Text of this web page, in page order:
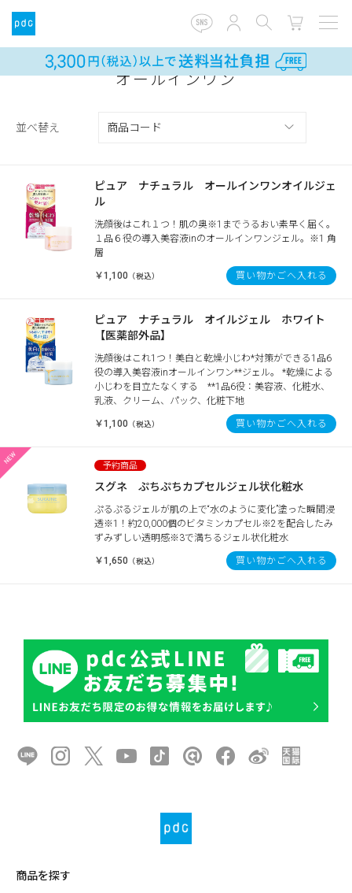
オールインワン
並べ替え
ピュア ナチュラル オールインワンオイルジェ
ル
洗顔後はこれ１つ！肌の奥※1までうるおい素早く届く。
１品６役の導入美容液inのオールインワンジェル。※1 角
層
￥1,100 （税込） 買い物かごへ入れる
ピュア ナチュラル オイルジェル ホワイト
【医薬部外品】
洗顔後はこれ1つ！美白と乾燥小じわ*対策ができる1品6
役の導入美容液inオールインワン**ジェル。 *乾燥による
小じわを目立たなくする **1品6役：美容液、化粧水、
乳液、クリーム、パック、化粧下地
￥1,100 （税込） 買い物かごへ入れる
スグネ ぷちぷちカプセルジェル状化粧水
ぷるぷるジェルが肌の上で“水のように変化”塗った瞬間浸
透※1！約20,000個のビタミンカプセル※2を配合したみ
ずみずしい透明感※3で満ちるジェル状化粧水
￥1,650 （税込） 買い物かごへ入れる
商品を探す